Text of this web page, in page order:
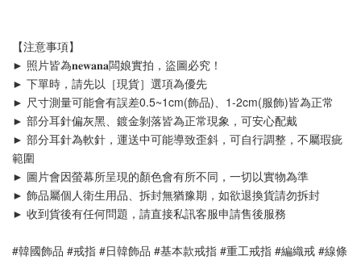
【注意事項】
► 照片皆為𝐧𝐞𝐰𝐚𝐧𝐚闆娘實拍，盜圖必究！
► 下單時，請先以［現貨］選項為優先
► 尺寸測量可能會有誤差0.5~1cm(飾品)、1-2cm(服飾)皆為正常
► 部分耳針偏灰黑、鍍金剝落皆為正常現象，可安心配戴
► 部分耳針為軟針，運送中可能導致歪斜，可自行調整，不屬瑕疵
範圍
► 圖片會因螢幕所呈現的顏色會有所不同，一切以實物為準
► 飾品屬個人衛生用品、拆封無猶豫期，如欲退換貨請勿拆封
► 收到貨後有任何問題，請直接私訊客服申請售後服務
#韓國飾品 #戒指 #日韓飾品 #基本款戒指 #重工戒指 #編織戒 #線條